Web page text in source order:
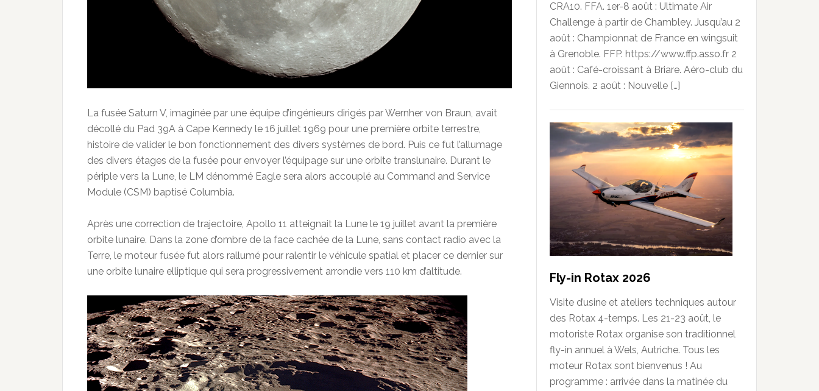
La fusée Saturn V, imaginée par une équipe d’ingénieurs dirigés par Wernher von Braun, avait
décollé du Pad 39A à Cape Kennedy le 16 juillet 1969 pour une première orbite terrestre,
histoire de valider le bon fonctionnement des divers systèmes de bord. Puis ce fut l’allumage
des divers étages de la fusée pour envoyer l’équipage sur une orbite translunaire. Durant le
périple vers la Lune, le LM dénommé Eagle sera alors accouplé au Command and Service
Module (CSM) baptisé Columbia.
Après une correction de trajectoire, Apollo 11 atteignait la Lune le 19 juillet avant la première
orbite lunaire. Dans la zone d’ombre de la face cachée de la Lune, sans contact radio avec la
Terre, le moteur fusée fut alors rallumé pour ralentir le véhicule spatial et placer ce dernier sur
une orbite lunaire elliptique qui sera progressivement arrondie vers 110 km d’altitude.
CRA10. FFA. 1er-8 août : Ultimate Air
Challenge à partir de Chambley. Jusqu’au 2
août : Championnat de France en wingsuit
à Grenoble. FFP. https://www.ffp.asso.fr 2
août : Café-croissant à Briare. Aéro-club du
Giennois. 2 août : Nouvelle […]
Fly-in Rotax 2026
Visite d’usine et ateliers techniques autour
des Rotax 4-temps. Les 21-23 août, le
motoriste Rotax organise son traditionnel
fly-in annuel à Wels, Autriche. Tous les
moteur Rotax sont bienvenus ! Au
programme : arrivée dans la matinée du